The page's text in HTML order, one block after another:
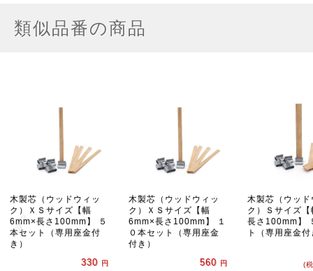
類似品番の商品
木製芯（ウッドウィッ
ク）ＸＳサイズ【幅
6mm×長さ100mm】 ５
本セット（専用座金付
き）
330 円
木製芯（ウッドウィッ
ク）ＸＳサイズ【幅
6mm×長さ100mm】 １
０本セット（専用座金
付き）
560 円
木製芯（ウッド
ク）Ｓサイズ
長さ100mm】
ト（専用座金
(